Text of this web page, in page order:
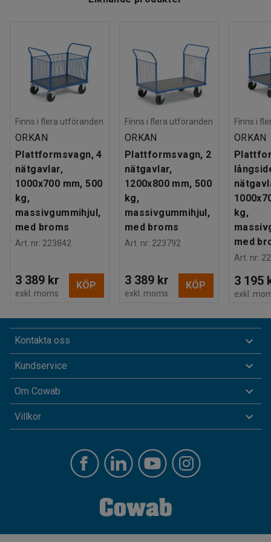
Finns i flera utföranden
ORKAN
Plattformsvagn, 4
nätgavlar,
1000x700 mm, 500
kg,
massivgummihjul,
med broms
Art. nr: 223842
3 389 kr
exkl. moms
KÖP
Finns i flera utföranden
ORKAN
Plattformsvagn, 2
nätgavlar,
1200x800 mm, 500
kg,
massivgummihjul,
med broms
Art. nr: 223792
3 389 kr
exkl. moms
KÖP
Finns i
ORKAN
kg,
med
Art. nr:
3 195
exkl.
Kontakta oss
Kundservice
Om Cowab
Villkor